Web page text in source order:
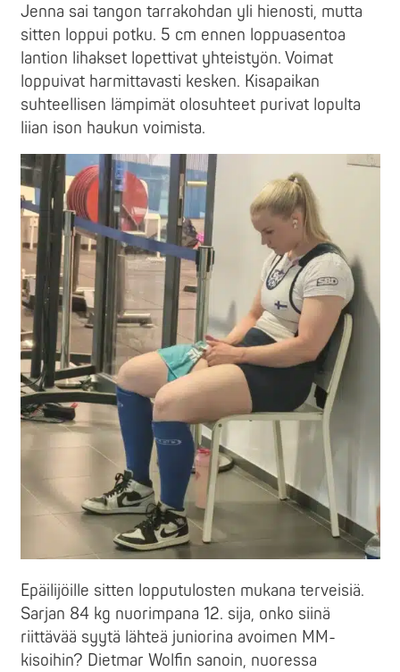
Jenna sai tangon tarrakohdan yli hienosti, mutta
sitten loppui potku. 5 cm ennen loppuasentoa
lantion lihakset lopettivat yhteistyön. Voimat
loppuivat harmittavasti kesken. Kisapaikan
suhteellisen lämpimät olosuhteet purivat lopulta
liian ison haukun voimista.
Epäilijöille sitten lopputulosten mukana terveisiä.
Sarjan 84 kg nuorimpana 12. sija, onko siinä
riittävää syytä lähteä juniorina avoimen MM-
kisoihin? Dietmar Wolfin sanoin, nuoressa